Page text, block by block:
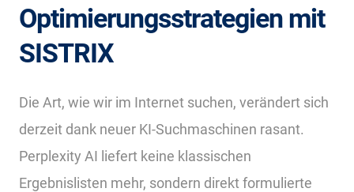
Optimierungsstrategien mit
SISTRIX
Die Art, wie wir im Internet suchen, verändert sich
derzeit dank neuer KI-Suchmaschinen rasant.
Perplexity AI liefert keine klassischen
Ergebnislisten mehr, sondern direkt formulierte